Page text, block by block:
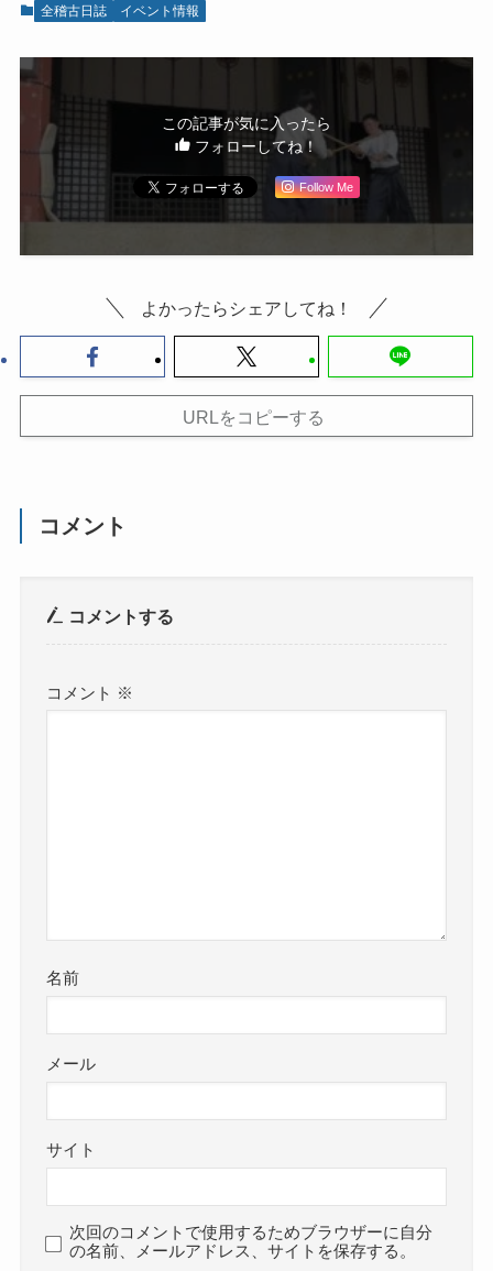
全稽古日誌 イベント情報
この記事が気に入ったら
フォローしてね！
Follow Me
よかったらシェアしてね！
URLをコピーする
コメント
コメントする
コメント ※
名前
メール
サイト
次回のコメントで使用するためブラウザーに自分
の名前、メールアドレス、サイトを保存する。